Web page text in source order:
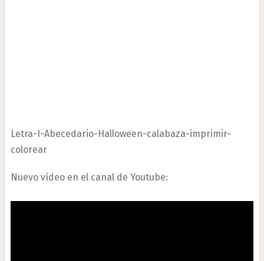
Letra-I-Abecedario-Halloween-calabaza-imprimir-
colorear
Nuevo vídeo en el canal de Youtube: